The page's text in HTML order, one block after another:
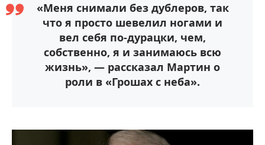
«Меня снимали без дублеров, так
что я просто шевелил ногами и
вел себя по-дурацки, чем,
собственно, я и занимаюсь всю
жизнь», — рассказал Мартин о
роли в «Грошах с неба».